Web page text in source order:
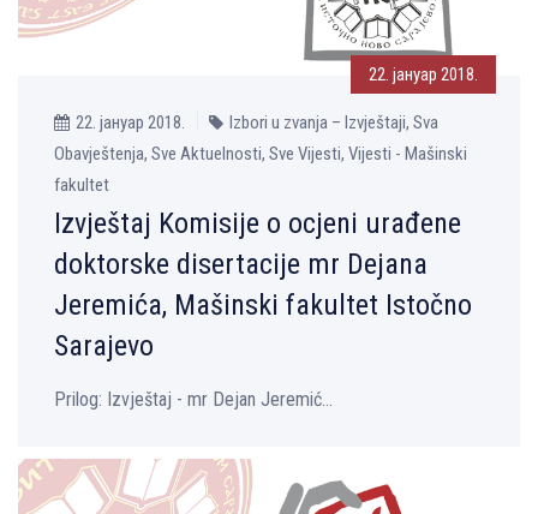
22. јануар 2018.
22. јануар 2018.
Izbori u zvanja – Izvještaji, Sva
Obavještenja, Sve Aktuelnosti, Sve Vijesti, Vijesti - Mašinski
fakultet
Izvještaj Komisije o ocjeni urađene
doktorske disertacije mr Dejana
Jeremića, Mašinski fakultet Istočno
Sarajevo
Prilog: Izvještaj - mr Dejan Jeremić...